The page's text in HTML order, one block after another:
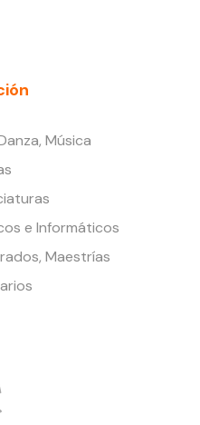
Música
e Informáticos
Maestrías